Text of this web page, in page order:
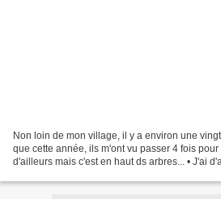
Non loin de mon village, il y a environ une
que cette année, ils m'ont vu passer 4 fois
d'ailleurs mais c'est en haut ds arbres... • J'ai